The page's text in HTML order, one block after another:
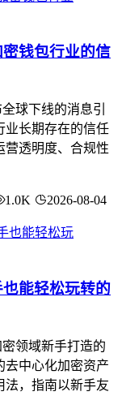
钱包行业的信
球下线的消息引
业长期存在的信任
透明度、合规性
1.0K 2026-08-04
能轻松玩转的
密领域新手打造的
去中心化加密资产
法，指南以新手友